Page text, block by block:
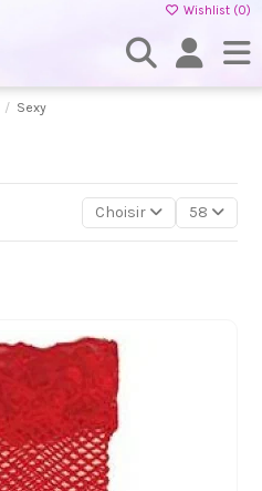
Wishlist (0)
Sexy
Choisir 58